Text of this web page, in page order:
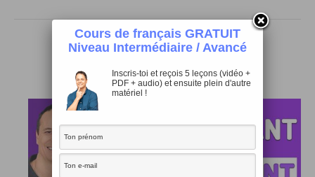
Cours de français GRATUIT
Niveau Intermédiaire / Avancé
Inscris-toi et reçois 5 leçons (vidéo +
PDF + audio) et ensuite plein d'autre
matériel !